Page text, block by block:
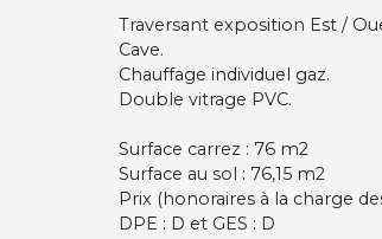
Traversant exposition Est /
Cave.
Chauffage individuel gaz.
Double vitrage PVC.
Surface carrez : 76 m2
Surface au sol : 76,15 m2
Prix (honoraires à la charge
DPE : D et GES : D